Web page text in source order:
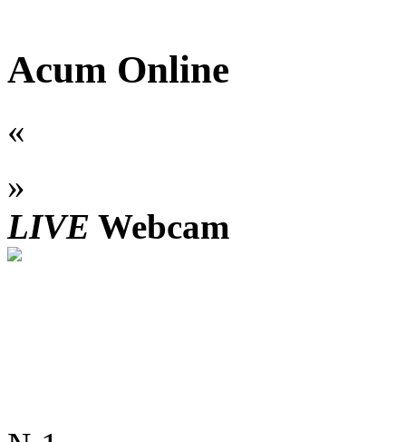
Acum Online
«
»
LIVE Webcam